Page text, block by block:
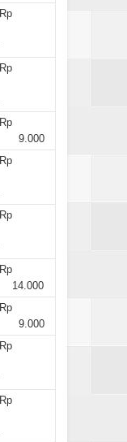
Rp
Rp
Rp
9.000
Rp
Rp
Rp
14.000
Rp
9.000
Rp
Rp